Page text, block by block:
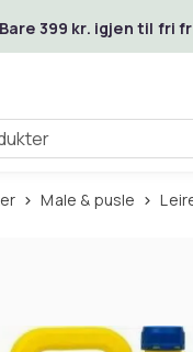
Bare 399 kr. igjen til fri
Male & pusle